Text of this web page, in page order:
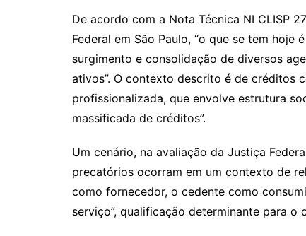
De acordo com a Nota Técnica NI CLISP
Federal em São Paulo, “o que se tem
surgimento e consolidação de diversos
ativos”. O contexto descrito é de créditos
profissionalizada, que envolve estrutura
massificada de créditos”.
Um cenário, na avaliação da Justiça
precatórios ocorram em um contexto de
como fornecedor, o cedente como
serviço”, qualificação determinante para